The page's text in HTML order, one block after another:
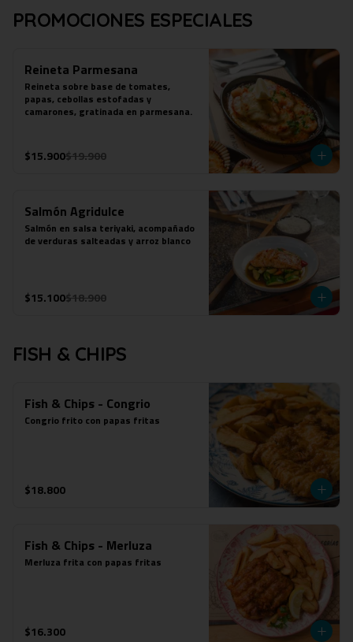
PROMOCIONES ESPECIALES
Reineta Parmesana
Reineta sobre base de tomates,
papas, cebollas estofadas y
camarones, gratinada en parmesana.
$15.900$19.900
Salmón Agridulce
Salmón en salsa teriyaki, acompañado
de verduras salteadas y arroz blanco
$15.100$18.900
FISH & CHIPS
Fish & Chips - Congrio
Congrio frito con papas fritas
$18.800
Fish & Chips - Merluza
Merluza frita con papas fritas
$16.300